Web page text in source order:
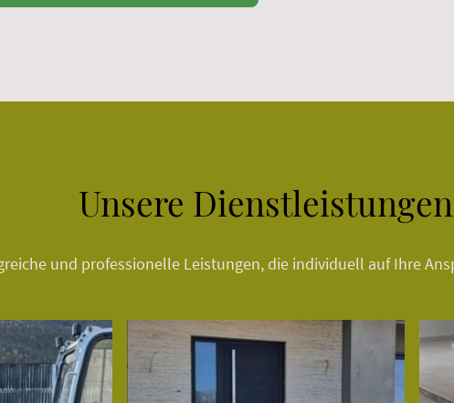
Unsere Dienstleistungen
und professionelle Leistungen, die individuell auf Ihre